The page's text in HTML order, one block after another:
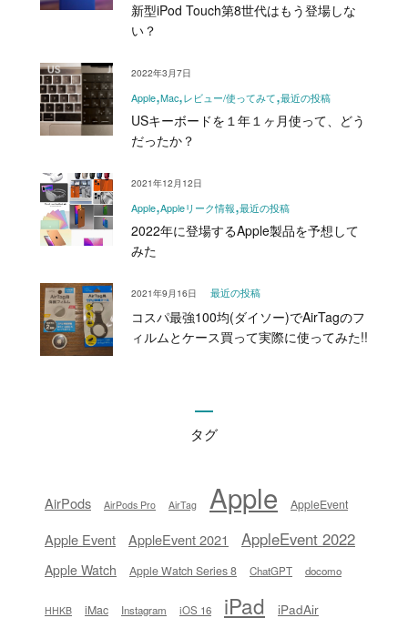
新型iPod Touch第8世代はもう登場しな
い？
Apple Mac レビュー/使ってみて 最近の投稿
USキーボードを１年１ヶ月使って、どう
だったか？
2022年3月7日
Apple Appleリーク情報 最近の投稿
2022年に登場するApple製品を予想して
みた
2021年12月12日
最近の投稿
コスパ最強100均(ダイソー)でAirTagのフ
ィルムとケース買って実際に使ってみた!!
2021年9月16日
タグ
AirPods AirPods Pro AirTag Apple AppleEvent
Apple Event AppleEvent 2021 AppleEvent 2022
Apple Watch Apple Watch Series 8 ChatGPT docomo
HHKB iMac Instagram iOS 16 iPad iPadAir